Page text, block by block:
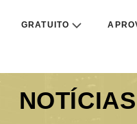
GRATUITO
NOTÍCIAS